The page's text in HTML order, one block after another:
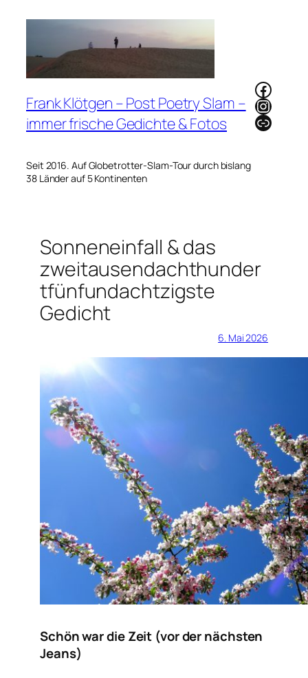
Frank Klötgen – Post Poetry Slam –
immer frische Gedichte & Fotos
Seit 2016. Auf Globetrotter-Slam-Tour durch bislang
38 Länder auf 5 Kontinenten
Link
Sonneneinfall & das
zweitausendachthunder
tfünfundachtzigste
Gedicht
6. Mai 2026
Schön war die Zeit (vor der nächsten
Jeans)